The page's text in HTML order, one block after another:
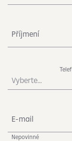
Příjmení
Vyberte...
E-mail
Nepovinné